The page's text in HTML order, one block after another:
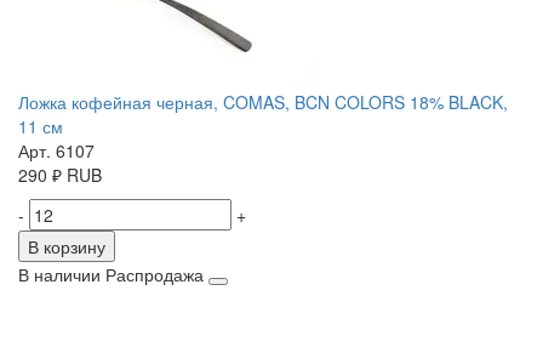
Ложка кофейная черная, COMAS, BCN COLORS 18% BLACK,
11 см
Арт. 6107
290 ₽ RUB
-
+
В корзину
В наличии Распродажа